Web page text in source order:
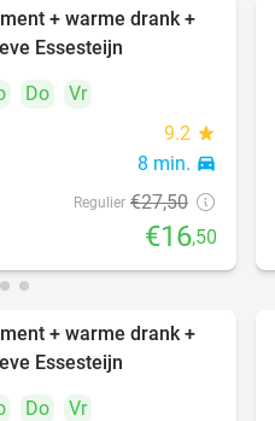
40%
+ warme drank +
Essesteijn
Do
Vr
9.2 star
8 min. directions_car
Regulier €27,50
€16,50
40%
+ warme drank +
Essesteijn
Do
Vr